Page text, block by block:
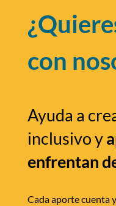
con
Ayuda a
inclusivo y
enfrentan
Cada aporte cuenta